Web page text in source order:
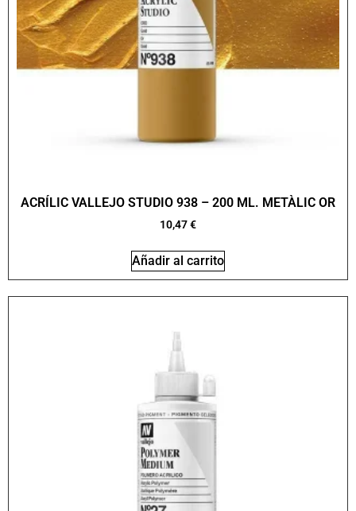
ACRÍLIC VALLEJO STUDIO 938 – 200 ML. METÀLIC OR
10,47€
Añadir al carrito